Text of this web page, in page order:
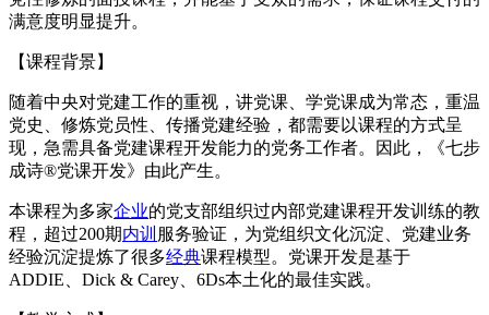
满意度明显提升。
【课程背景】
随着中央对党建工作的重视，讲党课、学党课成为常态，重温
党史、修炼党员性、传播党建经验，都需要以课程的方式呈
现，急需具备党建课程开发能力的党务工作者。因此，《七步
成诗®党课开发》由此产生。
本课程为多家企业的党支部组织过内部党建课程开发训练的教
程，超过200期内训 服务验证，为党组织文化沉淀、党建业务
经验沉淀提炼了很多经典课程模型。党课开发是基于
ADDIE、Dick & Carey、6Ds本土化的最佳实践。